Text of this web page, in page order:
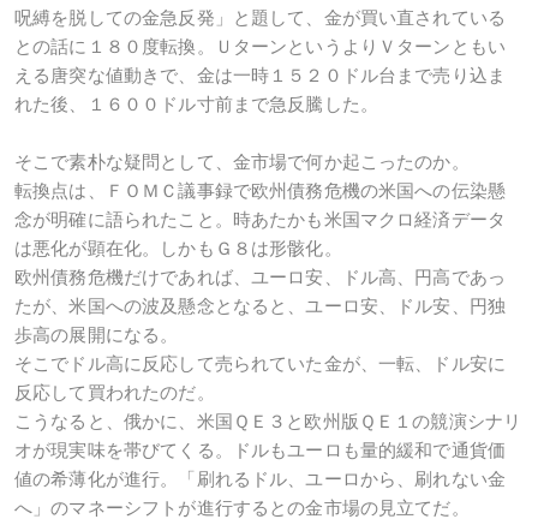
呪縛を脱しての金急反発」と題して、金が買い直されている
との話に１８０度転換。ＵターンというよりＶターンともい
える唐突な値動きで、金は一時１５２０ドル台まで売り込ま
れた後、１６００ドル寸前まで急反騰した。
そこで素朴な疑問として、金市場で何か起こったのか。
転換点は、ＦＯＭＣ議事録で欧州債務危機の米国への伝染懸
念が明確に語られたこと。時あたかも米国マクロ経済データ
は悪化が顕在化。しかもＧ８は形骸化。
欧州債務危機だけであれば、ユーロ安、ドル高、円高であっ
たが、米国への波及懸念となると、ユーロ安、ドル安、円独
歩高の展開になる。
そこでドル高に反応して売られていた金が、一転、ドル安に
反応して買われたのだ。
こうなると、俄かに、米国ＱＥ３と欧州版ＱＥ１の競演シナリ
オが現実味を帯びてくる。ドルもユーロも量的緩和で通貨価
値の希薄化が進行。「刷れるドル、ユーロから、刷れない金
へ」のマネーシフトが進行するとの金市場の見立てだ。